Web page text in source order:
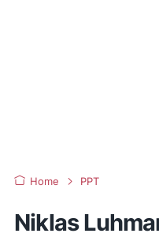
Home PPT
Niklas